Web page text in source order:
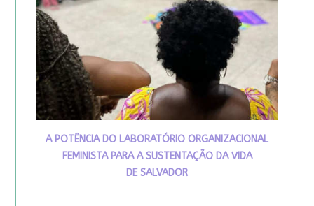
A POTÊNCIA DO LABORATÓRIO ORGANIZACIONAL
FEMINISTA PARA A SUSTENTAÇÃO DA VIDA
DE SALVADOR